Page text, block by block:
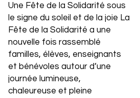
Une Fête de la Solidarité sous
le signe du soleil et de la joie La
Fête de la Solidarité a une
nouvelle fois rassemblé
familles, élèves, enseignants
et bénévoles autour d’une
journée lumineuse,
chaleureuse et pleine